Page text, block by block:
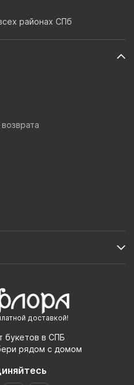
доставкой!
букетов в СПБ
рядом с домом
районах СПб